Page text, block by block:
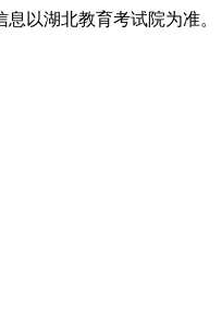
以湖北教育考试院为准。